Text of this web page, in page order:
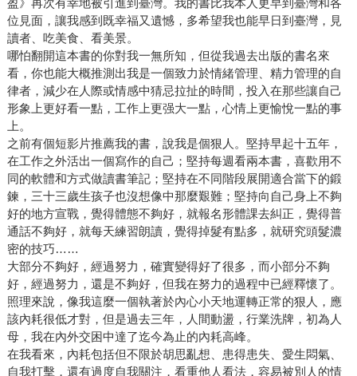
盈》再次有幸地被引進到臺灣。我的書比我本人更早到臺灣和各
位見面，讓我感到既幸福又遺憾，多希望我也能早日到臺灣，見
讀者、吃美食、看美景。
哪怕翻開這本書的你對我一無所知，但從我過去出版的書名來
看，你也能大概推測出我是一個致力於情緒管理、精力管理的自
律者，減少在人際或情感中猜忌拉扯的時間，投入在那些讓自己
形象上更好看一點，工作上更强大一點，心情上更愉悅一點的事
上。
之前有個短影片推薦我的書，說我是個狠人。堅持早起十五年，
在工作之外活出一個寫作的自己；堅持每週看兩本書，喜歡用不
同的軟體和方式做讀書筆記；堅持在不同階段展開適合當下的鍛
鍊，三十三歲生孩子也沒想像中那麼艱難；堅持向自己身上不夠
好的地方宣戰，覺得體態不夠好，就報名形體課去糾正，覺得普
通話不夠好，就每天練習朗讀，覺得掉髮有點多，就研究頭髮濃
密的技巧……
大部分不夠好，經過努力，確實變得好了很多，而小部分不夠
好，經過努力，還是不夠好，但我在努力的過程中已經釋懷了。
照理來說，像我這麼一個執著於內心小天地運轉正常的狠人，應
該內耗很低才對，但是過去三年，人間動盪，行業洗牌，初為人
母，我在內外交困中達了迄今為止的內耗高峰。
在我看來，內耗包括但不限於胡思亂想、患得患失、愛生悶氣、
自我打擊，還有過度自我關注，看重他人看法，容易被別人的情